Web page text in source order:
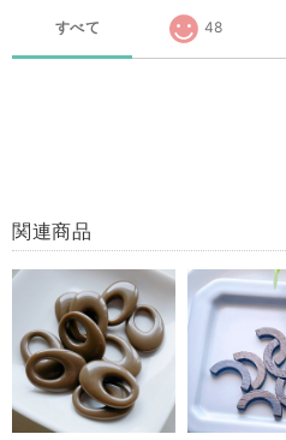
すべて 48
関連商品